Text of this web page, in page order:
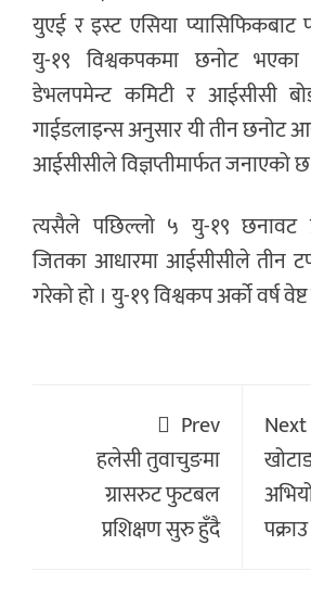
युएई र इस्ट एसिया प्यासिफिकबाट
यु-१९ विश्वकपकमा छनोट
डेभलपमेन्ट कमिटी र आईसीसी
गाईडलाइन्स अनुसार यी तीन छनोट
आईसीसीले विज्ञप्तीमार्फत जनाएको
त्यसैले पछिल्लो ५ यु-१९ छनावट
जितका आधारमा आईसीसीले तीन
गरेको हो । यु-१९ विश्वकप अर्को वर्ष
Prev
हलेसी तुवाचुङमा
ग्रासरुट फुटबल
प्रशिक्षण सुरु हुँदै
Next
पक्राउ